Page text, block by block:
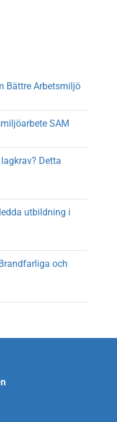
Bättre Arbetsmiljö
SAM
Detta
utbildning i
och